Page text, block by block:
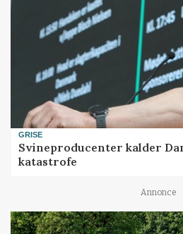
GRISE
Svineproducenter kalder
katastrofe
Annonce